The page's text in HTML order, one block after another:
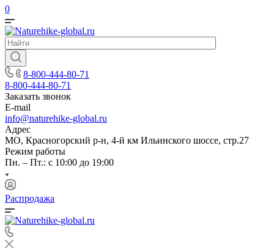
0
8-800-444-80-71
8-800-444-80-71
Заказать звонок
E-mail
info@naturehike-global.ru
Адрес
МО, Красногорский р-н, 4-й км Ильинского шоссе, стр.27
Режим работы
Пн. – Пт.: с 10:00 до 19:00
Распродажа